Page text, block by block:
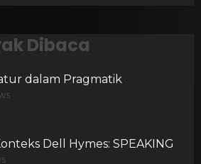
Dibaca
dalam Pragmatik
Dell Hymes: SPEAKING